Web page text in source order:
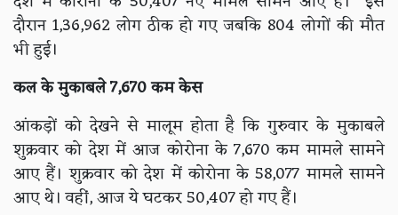
दौरान 1,36,962 लोग ठीक हो गए जबकि 804 लोगों की मौत
भी हुई।
कल के मुकाबले 7,670 कम केस
आंकड़ों को देखने से मालूम होता है कि गुरुवार के मुकाबले
शुक्रवार को देश में आज कोरोना के 7,670 कम मामले सामने
आए हैं। शुक्रवार को देश में कोरोना के 58,077 मामले सामने
आए थे। वहीं, आज ये घटकर 50,407 हो गए हैं।